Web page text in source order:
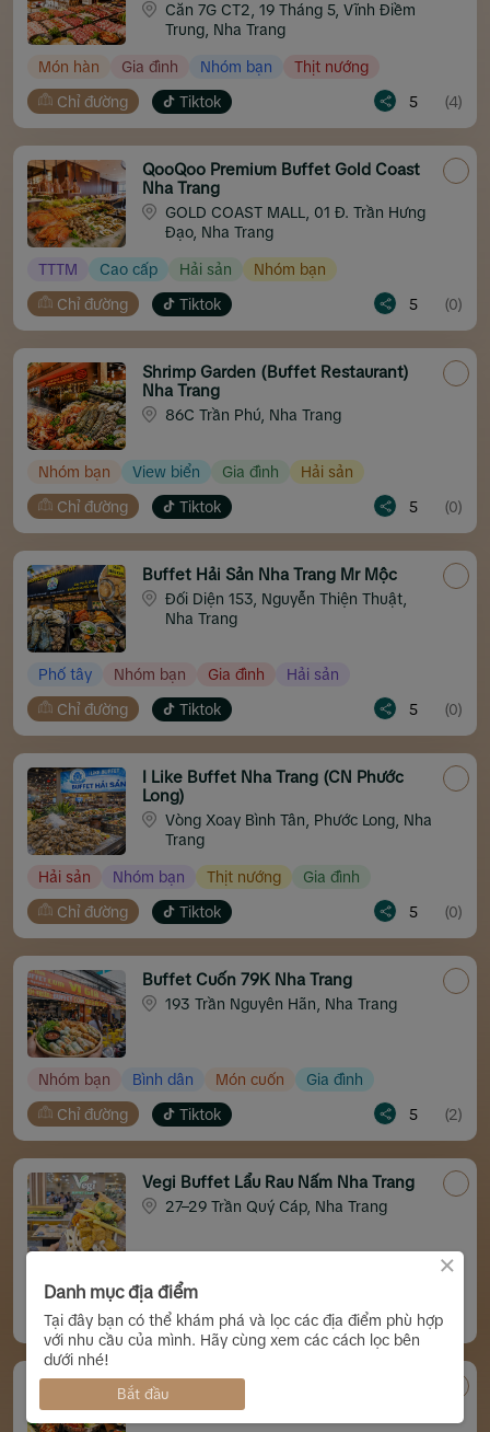
Căn 7G CT2, 19 Tháng 5, Vĩnh Điềm
Trung, Nha Trang
Món hàn Gia đình Nhóm bạn
Thịt nướng
Chỉ đường
Tiktok 5 (4)
QooQoo Premium Buffet Gold Coast
Nha Trang
GOLD COAST MALL, 01 Đ. Trần Hưng
Đạo, Nha Trang
TTTM Cao cấp Hải sản
Nhóm bạn
Chỉ đường
Tiktok 5 (0)
Shrimp Garden (Buffet Restaurant)
Nha Trang
86C Trần Phú, Nha Trang
Nhóm bạn View biển Gia đình
Hải sản
Chỉ đường
Tiktok 5 (0)
Buffet Hải Sản Nha Trang Mr Mộc
Đối Diện 153, Nguyễn Thiện Thuật,
Nha Trang
Phố tây Nhóm bạn Gia đình
Hải sản
Chỉ đường
Tiktok 5 (0)
I Like Buffet Nha Trang (CN Phước
Long)
Vòng Xoay Bình Tân, Phước Long, Nha
Trang
Hải sản Nhóm bạn Thịt nướng
Gia đình
Chỉ đường
Tiktok 5 (0)
Buffet Cuốn 79K Nha Trang
193 Trần Nguyên Hãn, Nha Trang
Nhóm bạn Bình dân Món cuốn
Gia đình
Chỉ đường
Tiktok 5 (2)
Vegi Buffet Lẩu Rau Nấm Nha Trang
27–29 Trần Quý Cáp, Nha Trang
Gia đình Sang trọng
Chỉ đường
Tiktok 5
Hotpot 99 Nha Trang
118A Hồng Bàng - Nha Trang
×
Danh mục địa điểm
Tại đây bạn có thể khám phá và lọc các địa điểm phù hợp
với nhu cầu của mình. Hãy cùng xem các cách lọc bên
dưới nhé!
Bắt đầu